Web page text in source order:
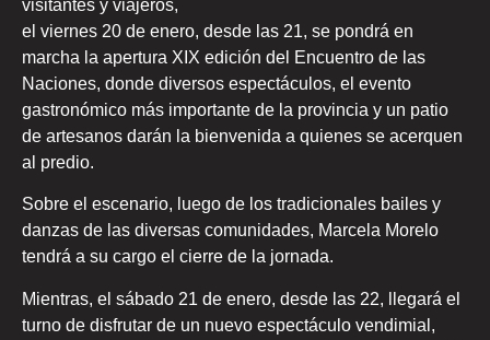
visitantes y viajeros,
el viernes 20 de enero, desde las 21, se pondrá en
marcha la apertura XIX edición del Encuentro de las
Naciones, donde diversos espectáculos, el evento
gastronómico más importante de la provincia y un patio
de artesanos darán la bienvenida a quienes se acerquen
al predio.
Sobre el escenario, luego de los tradicionales bailes y
danzas de las diversas comunidades, Marcela Morelo
tendrá a su cargo el cierre de la jornada.
Mientras, el sábado 21 de enero, desde las 22, llegará el
turno de disfrutar de un nuevo espectáculo vendimial,